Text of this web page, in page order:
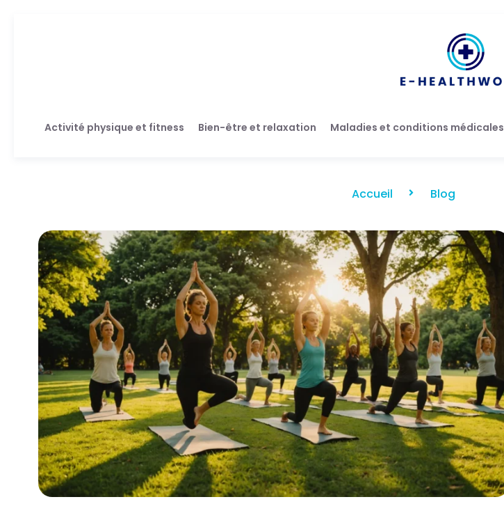
Activité physique et fitness Bien-être et relaxation Maladies et conditions médicales
Accueil Blog